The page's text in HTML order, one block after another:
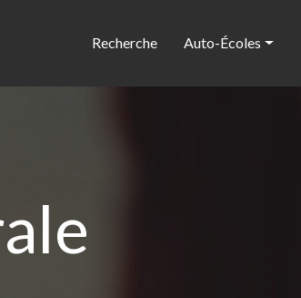
Recherche Auto-Écoles